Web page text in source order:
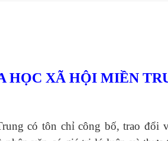
HỌC XÃ HỘI MIỀN
có tôn chỉ công bố, trao đổi